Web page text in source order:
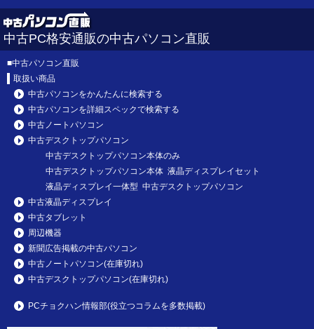
中古PC格安通販の中古パソコン直販
■中古パソコン直販
取扱い商品
中古パソコンをかんたんに検索する
中古パソコンを詳細スペックで検索する
中古ノートパソコン
中古デスクトップパソコン
中古デスクトップパソコン本体のみ
中古デスクトップパソコン本体 液晶ディスプレイセット
液晶ディスプレイ一体型 中古デスクトップパソコン
中古液晶ディスプレイ
中古タブレット
周辺機器
新聞広告掲載の中古パソコン
中古ノートパソコン(在庫切れ)
中古デスクトップパソコン(在庫切れ)
PCチョクハン情報部(役立つコラムを多数掲載)